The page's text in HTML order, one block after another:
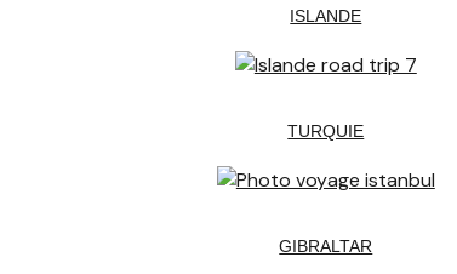
ISLANDE
TURQUIE
GIBRALTAR